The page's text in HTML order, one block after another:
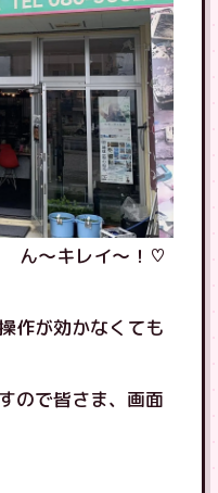
ん〜キレイ〜！♡
作が効かなくても
ので皆さま、画面